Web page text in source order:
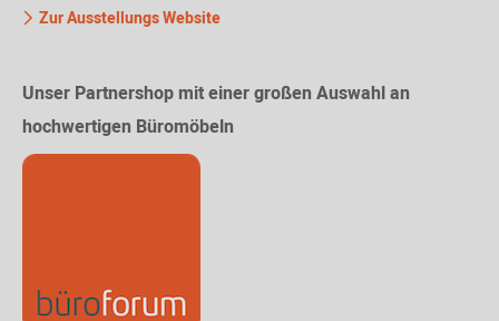
Zur Ausstellungs Website
Unser Partnershop mit einer großen Auswahl an
hochwertigen Büromöbeln